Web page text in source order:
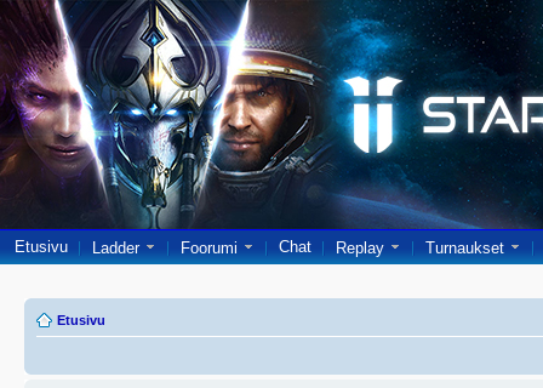
Etusivu Ladder Foorumi Chat Replay Turnaukset
Etusivu